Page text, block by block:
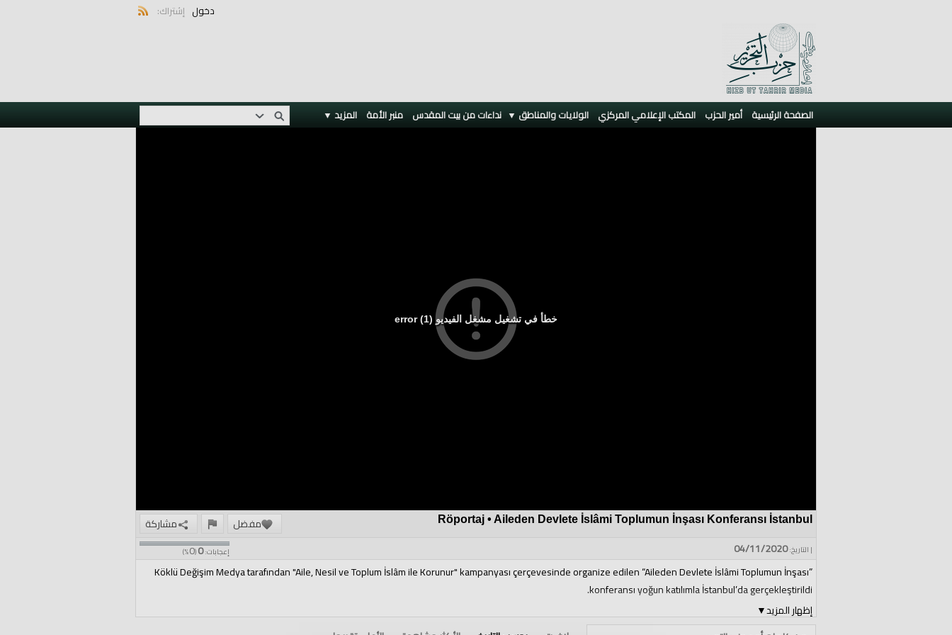
دخول إشتراك:
الصفحة الرئيسية أمير الحزب المكتب الإعلامي المركزي الولايات والمناطق ▼ نداءات من بيت المقدس منبر الأمة المزيد ▼
خطأ في تشغيل مشغل الفيديو (1) error
مفضل مشاركة Röportaj • Aileden Devlete İslâmi Toplumun İnşası Konferansı İstanbul
إعجابات:0
(
0
%) | التاريخ:04/11/2020
إظهار المزيد▼
Köklü Değişim Medya tarafından "Aile, Nesil ve Toplum İslâm ile Korunur" kampanyası çerçevesinde organize edilen “Aileden Devlete İslâmi Toplumun İnşası”
konferansı yoğun katılımla İstanbul’da gerçekleştirildi.
Köklü Değişim Medya tarafından organize edilen “Aileden Devlete İslâmi Toplumun İnşası” konferansında, İstanbul Sözleşmesi ve aileyi yıkan yasaların topluma